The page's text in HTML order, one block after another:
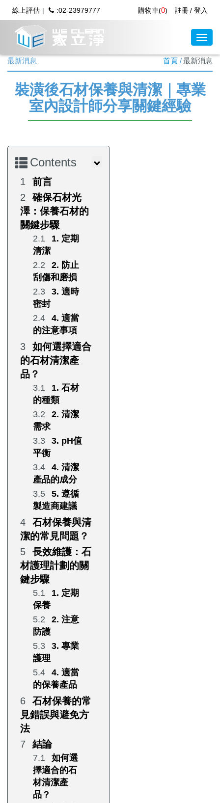
線上評估 :02-23979777 註冊 登入
購物車(0)
最新消息 首頁 最新消息
裝潢後石材保養與清潔｜專業
室內設計師分享關鍵經驗
Contents
前言
確保石材光
澤：保養石材的
關鍵步驟
1. 定期
清潔
2. 防止
刮傷和磨損
3. 適時
密封
4. 適當
的注意事項
如何選擇適合
的石材清潔產
品？
1. 石材
的種類
2. 清潔
需求
3. pH值
平衡
4. 清潔
產品的成分
5. 遵循
製造商建議
石材保養與清
潔的常見問題？
長效維護：石
材護理計劃的關
鍵步驟
1. 定期
保養
2. 注意
防護
3. 專業
護理
4. 適當
的保養產品
石材保養的常
見錯誤與避免方
法
結論
如何選
擇適合的石
材清潔產
品？